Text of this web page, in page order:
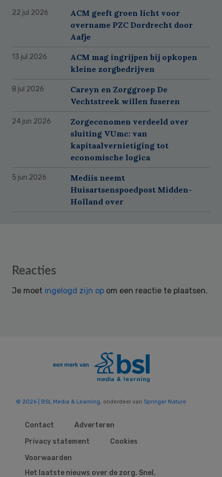
22 jul 2026
ACM geeft groen licht voor
overname PZC Dordrecht door
Aafje
13 jul 2026
ACM mag ingrijpen bij opkopen
kleine zorgbedrijven
8 jul 2026
Careyn en Zorggroep De
Vechtstreek willen fuseren
24 jun 2026
Zorgeconomen verdeeld over
sluiting VUmc: van
kapitaalvernietiging tot
economische logica
5 jun 2026
Mediis neemt
Huisartsenspoedpost Midden-
Holland over
Reader
Reacties
Je moet ingelogd zijn op om een reactie te plaatsen.
© 2026 | BSL Media & Learning, onderdeel van Springer Nature
Contact
Adverteren
Privacy statement
Cookies
Voorwaarden
Het laatste nieuws over de zorg. Snel,